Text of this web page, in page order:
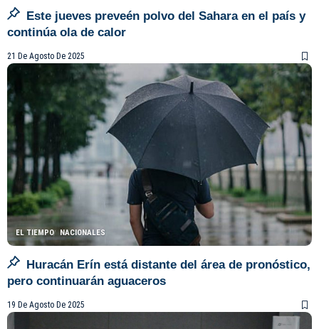
Este jueves preveén polvo del Sahara en el país y
continúa ola de calor
21 De Agosto De 2025
EL TIEMPO NACIONALES
Huracán Erín está distante del área de pronóstico,
pero continuarán aguaceros
19 De Agosto De 2025